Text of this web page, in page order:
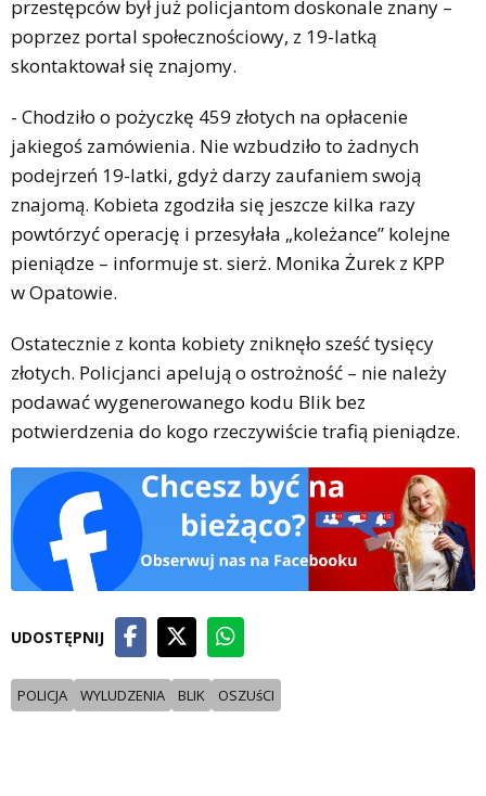
przestępców był już policjantom doskonale znany –
poprzez portal społecznościowy, z 19-latką
skontaktował się znajomy.
- Chodziło o pożyczkę 459 złotych na opłacenie
jakiegoś zamówienia. Nie wzbudziło to żadnych
podejrzeń 19-latki, gdyż darzy zaufaniem swoją
znajomą. Kobieta zgodziła się jeszcze kilka razy
powtórzyć operację i przesyłała „koleżance” kolejne
pieniądze – informuje st. sierż. Monika Żurek z KPP
w Opatowie.
Ostatecznie z konta kobiety zniknęło sześć tysięcy
złotych. Policjanci apelują o ostrożność – nie należy
podawać wygenerowanego kodu Blik bez
potwierdzenia do kogo rzeczywiście trafią pieniądze.
UDOSTĘPNIJ
POLICJA WYLUDZENIA BLIK OSZUśCI